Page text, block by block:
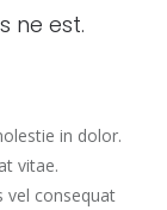
ne est.
in dolor.
vitae.
vel consequat